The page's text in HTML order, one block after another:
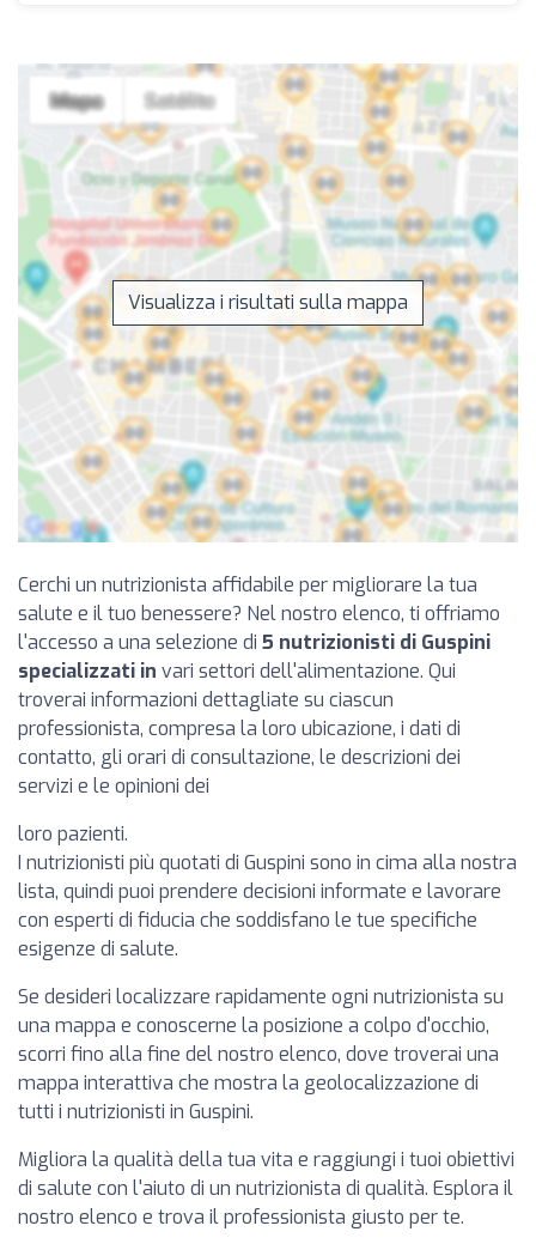
Visualizza i risultati sulla mappa
Cerchi un nutrizionista affidabile per migliorare la tua
salute e il tuo benessere? Nel nostro elenco, ti offriamo
l'accesso a una selezione di 5 nutrizionisti di Guspini
specializzati in vari settori dell'alimentazione. Qui
troverai informazioni dettagliate su ciascun
professionista, compresa la loro ubicazione, i dati di
contatto, gli orari di consultazione, le descrizioni dei
servizi e le opinioni dei
loro pazienti.
I nutrizionisti più quotati di Guspini sono in cima alla nostra
lista, quindi puoi prendere decisioni informate e lavorare
con esperti di fiducia che soddisfano le tue specifiche
esigenze di salute.
Se desideri localizzare rapidamente ogni nutrizionista su
una mappa e conoscerne la posizione a colpo d'occhio,
scorri fino alla fine del nostro elenco, dove troverai una
mappa interattiva che mostra la geolocalizzazione di
tutti i nutrizionisti in Guspini.
Migliora la qualità della tua vita e raggiungi i tuoi obiettivi
di salute con l'aiuto di un nutrizionista di qualità. Esplora il
nostro elenco e trova il professionista giusto per te.